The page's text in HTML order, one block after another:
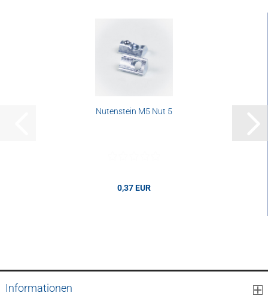
Nutenstein M5 Nut 5
0,37 EUR
Informationen